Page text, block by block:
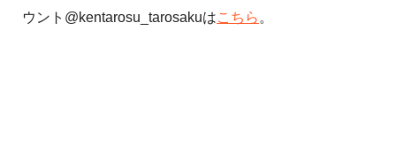
ウント@kentarosu_tarosakuはこちら 。